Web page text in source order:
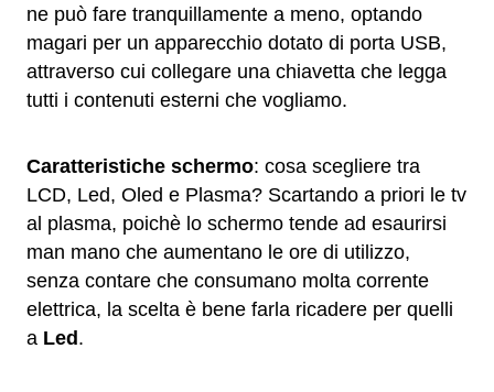
ne può fare tranquillamente a meno, optando
magari per un apparecchio dotato di porta USB,
attraverso cui collegare una chiavetta che legga
tutti i contenuti esterni che vogliamo.
Caratteristiche schermo: cosa scegliere tra
LCD, Led, Oled e Plasma? Scartando a priori le tv
al plasma, poichè lo schermo tende ad esaurirsi
man mano che aumentano le ore di utilizzo,
senza contare che consumano molta corrente
elettrica, la scelta è bene farla ricadere per quelli
a Led .